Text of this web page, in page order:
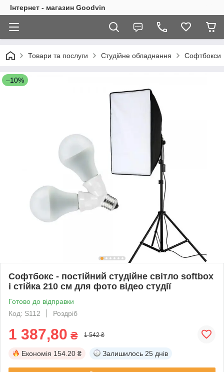
Інтернет - магазин Goodvin
Товари та послуги Студійне обладнання Софтбокси
–10%
Софтбокс - постійний студійне світло softbox
і стійка 210 см для фото відео студії
Готово до відправки
Код: S112
Роздріб
1 387,80 ₴ 1 542 ₴
Економія 154.20 ₴ Залишилось 25 днів